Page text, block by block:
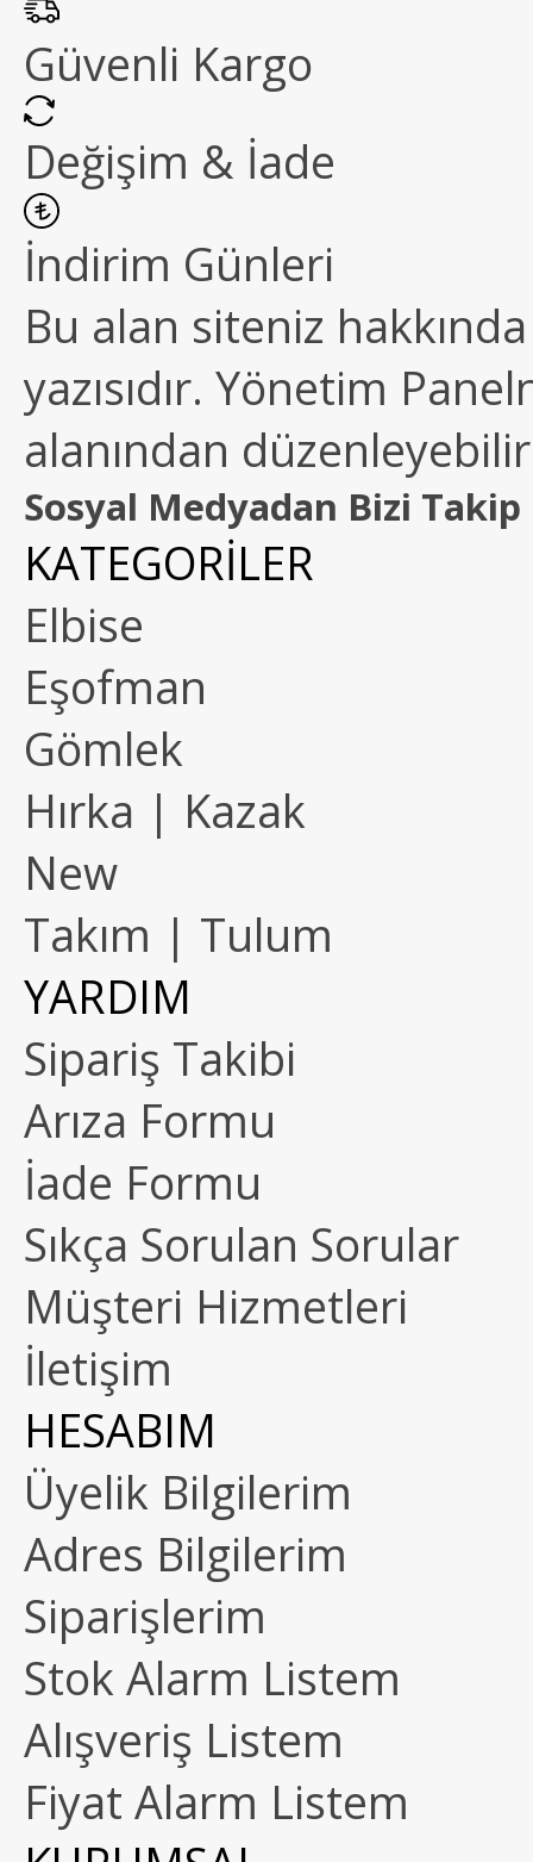
Güvenli Kargo
Değişim & İade
İndirim Günleri
Bu alan siteniz
yazısıdır. Yönetim
alanından
Sosyal Medyadan Bizi Takip
KATEGORİLER
Elbise
Eşofman
Gömlek
Hırka | Kazak
New
Takım | Tulum
YARDIM
Sipariş Takibi
Arıza Formu
İade Formu
Sıkça Sorulan Sorular
Müşteri Hizmetleri
İletişim
HESABIM
Üyelik Bilgilerim
Adres Bilgilerim
Siparişlerim
Stok Alarm Listem
Alışveriş Listem
Fiyat Alarm Listem